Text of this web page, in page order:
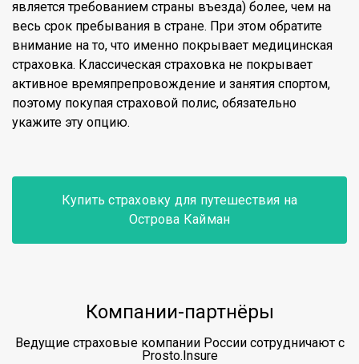
является требованием страны въезда) более, чем на
весь срок пребывания в стране. При этом обратите
внимание на то, что именно покрывает медицинская
страховка. Классическая страховка не покрывает
активное времяпрепровождение и занятия спортом,
поэтому покупая страховой полис, обязательно
укажите эту опцию.
Купить страховку для путешествия на
Острова Кайман
Компании-партнёры
Ведущие страховые компании России сотрудничают с
Prosto.Insure